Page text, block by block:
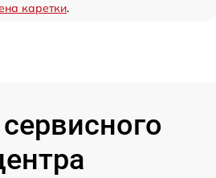
каретки.